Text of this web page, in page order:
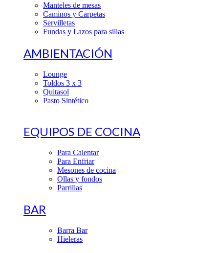
Manteles de mesas
Caminos y Carpetas
Servilletas
Fundas y Lazos para sillas
AMBIENTACIÓN
Lounge
Toldos 3 x 3
Quitasol
Pasto Sintético
EQUIPOS DE COCINA
Para Calentar
Para Enfriar
Mesones de cocina
Ollas y fondos
Parrillas
BAR
Barra Bar
Hieleras